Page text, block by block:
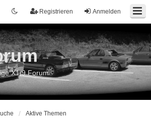
Anmelden
Registrieren
X1/9 Forum
Aktive Themen